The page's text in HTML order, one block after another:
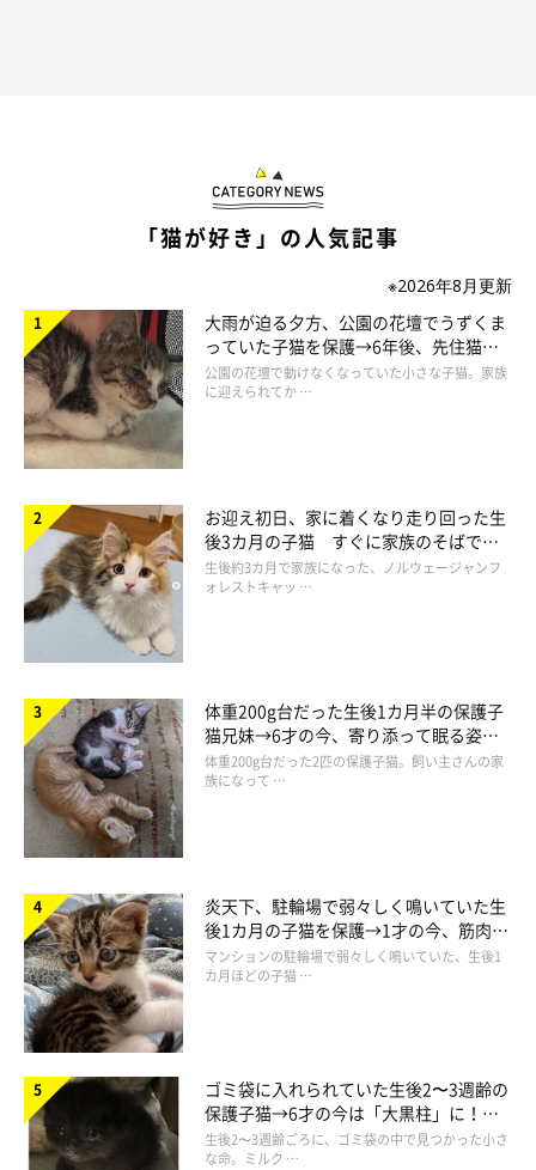
東京を拠点に活動する、フリーランスのイラストレーター。
ビジネス書からファッション誌の挿絵、メジャーバンドのジャケ
ット・PVイラスト、ウェブ広告のイラスト等、媒体を問わず幅
広く手がける。
・WEBサイトCHIHARU NIKAIDO WEB
「猫が好き」の人気記事
※2026年8月更新
大雨が迫る夕方、公園の花壇でうずくま
っていた子猫を保護→6年後、先住猫
と“姉妹”のような関係に
公園の花壇で動けなくなっていた小さな子猫。家族
に迎えられてか …
お迎え初日、家に着くなり走り回った生
後3カ月の子猫 すぐに家族のそばで落
ち着く姿に「迎えてよかった」
生後約3カ月で家族になった、ノルウェージャンフ
ォレストキャッ …
体重200g台だった生後1カ月半の保護子
猫兄妹→6才の今、寄り添って眠る姿に
ほっこり！
体重200g台だった2匹の保護子猫。飼い主さんの家
族になって …
炎天下、駐輪場で弱々しく鳴いていた生
後1カ月の子猫を保護→1才の今、筋肉質
でツンデレなコに成長
マンションの駐輪場で弱々しく鳴いていた、生後1
カ月ほどの子猫 …
ゴミ袋に入れられていた生後2〜3週齢の
保護子猫→6才の今は「大黒柱」に！
美しい黒猫に成長した姿にグッとくる
生後2〜3週齢ごろに、ゴミ袋の中で見つかった小さ
な命。ミルク …